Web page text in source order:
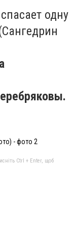
одну
- фото 2
Ctrl + Enter, щоб